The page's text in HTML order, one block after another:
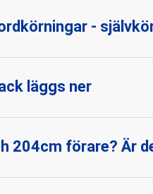
-
läggs ner
204cm förare? Är